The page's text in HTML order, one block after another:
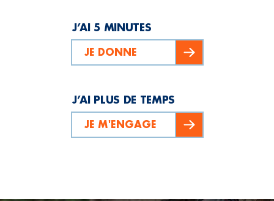
J’AI 5 MINUTES
JE DONNE
J’AI PLUS DE TEMPS
JE M'ENGAGE